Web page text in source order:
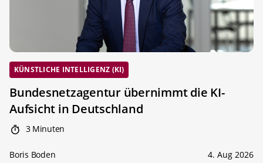
KÜNSTLICHE INTELLIGENZ (KI)
Bundesnetzagentur übernimmt die KI-
Aufsicht in Deutschland
3 Minuten
Boris Boden 4. Aug 2026